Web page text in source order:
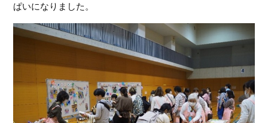
ぱいになりました。